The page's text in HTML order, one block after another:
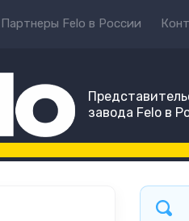
Партнеры Felo в России
завода Felo в